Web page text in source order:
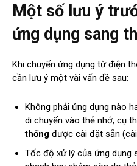
Một số lưu ý
ứng dụng sang
Khi chuyển ứng dụng từ điện
cần lưu ý một vài vấn đề sau:
Không phải ứng dụng nào
di chuyển vào thẻ nhớ, cụ
thống được cài đặt sẵn
Tốc độ xử lý của ứng dụng